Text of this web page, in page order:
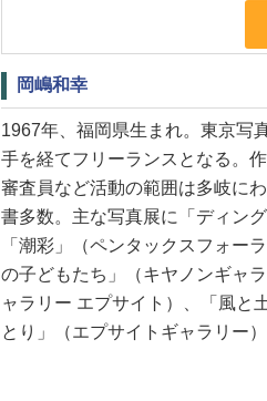
岡嶋和幸
1967年、福岡県生まれ。東京写
手を経てフリーランスとなる。
審査員など活動の範囲は多岐に
書多数。主な写真展に「ディン
「潮彩」（ペンタックスフォー
の子どもたち」（キヤノンギャ
ャラリー エプサイト）、「風と
とり」（エプサイトギャラリー）